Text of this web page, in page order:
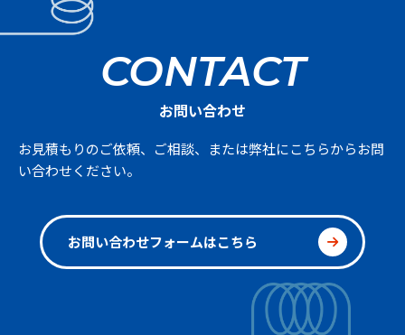
CONTACT
お問い合わせ
お見積もりのご依頼、ご相談、または弊社にこちらからお問
い合わせください。
お問い合わせフォームはこちら